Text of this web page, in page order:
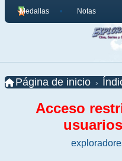
Medallas Notas
Página de inicio
Acceso